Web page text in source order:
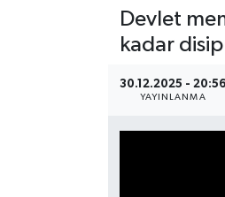
Devlet
kadar
30.12.2025 - 20:56
YAYINLANMA